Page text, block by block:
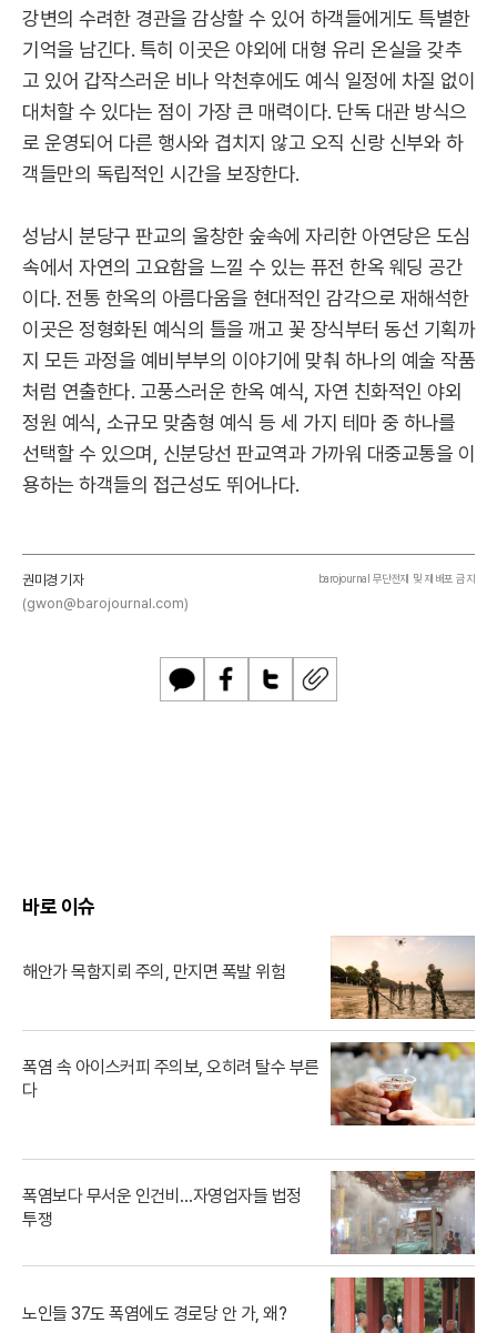
강변의 수려한 경관을 감상할 수 있어 하객들에게도 특별한
기억을 남긴다. 특히 이곳은 야외에 대형 유리 온실을 갖추
고 있어 갑작스러운 비나 악천후에도 예식 일정에 차질 없이
대처할 수 있다는 점이 가장 큰 매력이다. 단독 대관 방식으
로 운영되어 다른 행사와 겹치지 않고 오직 신랑 신부와 하
객들만의 독립적인 시간을 보장한다.
성남시 분당구 판교의 울창한 숲속에 자리한 아연당은 도심
속에서 자연의 고요함을 느낄 수 있는 퓨전 한옥 웨딩 공간
이다. 전통 한옥의 아름다움을 현대적인 감각으로 재해석한
이곳은 정형화된 예식의 틀을 깨고 꽃 장식부터 동선 기획까
지 모든 과정을 예비부부의 이야기에 맞춰 하나의 예술 작품
처럼 연출한다. 고풍스러운 한옥 예식, 자연 친화적인 야외
정원 예식, 소규모 맞춤형 예식 등 세 가지 테마 중 하나를
선택할 수 있으며, 신분당선 판교역과 가까워 대중교통을 이
용하는 하객들의 접근성도 뛰어나다.
권미경 기자
(gwon@barojournal.com)
barojournal 무단전재 및 재배포 금지
카
페
트
U
바로 이슈
해안가 목함지뢰 주의, 만지면 폭발 위험
폭염 속 아이스커피 주의보, 오히려 탈수 부른
다
폭염보다 무서운 인건비…자영업자들 법정
투쟁
노인들 37도 폭염에도 경로당 안 가, 왜?